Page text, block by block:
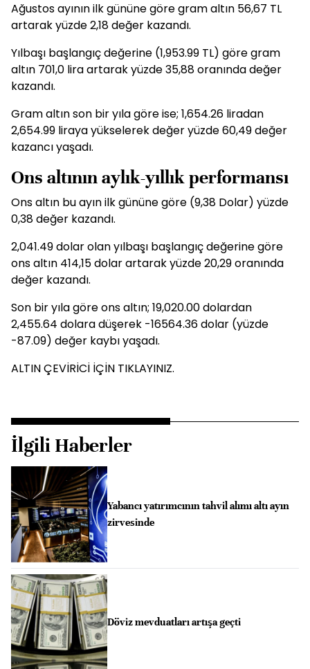
Ağustos ayının ilk gününe göre gram altın 56,67 TL
artarak yüzde 2,18 değer kazandı.
Yılbaşı başlangıç değerine (1,953.99 TL) göre gram
altın 701,0 lira artarak yüzde 35,88 oranında değer
kazandı.
Gram altın son bir yıla göre ise; 1,654.26 liradan
2,654.99 liraya yükselerek değer yüzde 60,49 değer
kazancı yaşadı.
Ons altının aylık-yıllık performansı
Ons altın bu ayın ilk gününe göre (9,38 Dolar) yüzde
0,38 değer kazandı.
2,041.49 dolar olan yılbaşı başlangıç değerine göre
ons altın 414,15 dolar artarak yüzde 20,29 oranında
değer kazandı.
Son bir yıla göre ons altın; 19,020.00 dolardan
2,455.64 dolara düşerek -16564.36 dolar (yüzde
-87.09) değer kaybı yaşadı.
ALTIN ÇEVİRİCİ İÇİN TIKLAYINIZ.
İlgili Haberler
Yabancı yatırımcının tahvil alımı altı ayın
zirvesinde
Döviz mevduatları artışa geçti